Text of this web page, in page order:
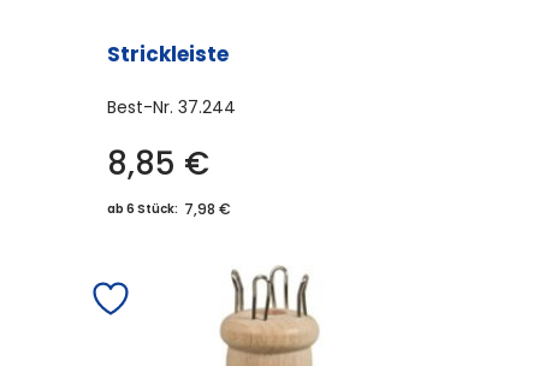
Strickleiste
Best-Nr. 37.244
8,85 €
ab 6 Stück: 7,98 €